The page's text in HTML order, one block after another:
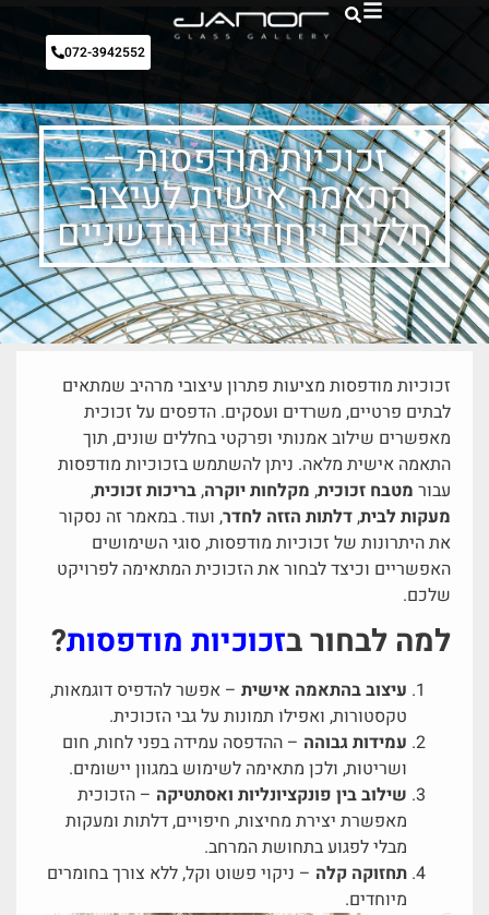
072-3942552
זכוכיות מודפסות –
התאמה אישית לעיצוב
חללים ייחודיים וחדשניים
זכוכיות מודפסות מציעות פתרון עיצובי מרהיב שמתאים
לבתים פרטיים, משרדים ועסקים. הדפסים על זכוכית
מאפשרים שילוב אמנותי ופרקטי בחללים שונים, תוך
התאמה אישית מלאה. ניתן להשתמש בזכוכיות מודפסות
עבור מטבח זכוכית, מקלחות יוקרה,בריכות זכוכית,
מעקות לבית,דלתות הזזה לחדר, ועוד. במאמר זה נסקור
את היתרונות של זכוכיות מודפסות, סוגי השימושים
האפשריים וכיצד לבחור את הזכוכית המתאימה לפרויקט
שלכם.
למה לבחור בזכוכיות מודפסות?
עיצוב בהתאמה אישית – אפשר להדפיס דוגמאות,
טקסטורות, ואפילו תמונות על גבי הזכוכית.
עמידות גבוהה – ההדפסה עמידה בפני לחות, חום
ושריטות, ולכן מתאימה לשימוש במגוון יישומים.
שילוב בין פונקציונליות ואסתטיקה – הזכוכית
מאפשרת יצירת מחיצות, חיפויים, דלתות ומעקות
מבלי לפגוע בתחושת המרחב.
תחזוקה קלה – ניקוי פשוט וקל, ללא צורך בחומרים
מיוחדים.